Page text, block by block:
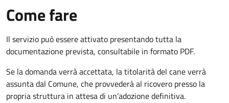
Come fare
Il servizio può essere attivato presentando tutta la
documentazione prevista, consultabile in formato PDF.
Se la domanda verrà accettata, la titolarità del cane verrà
assunta dal Comune, che provvederà al ricovero presso la
propria struttura in attesa di un’adozione definitiva.